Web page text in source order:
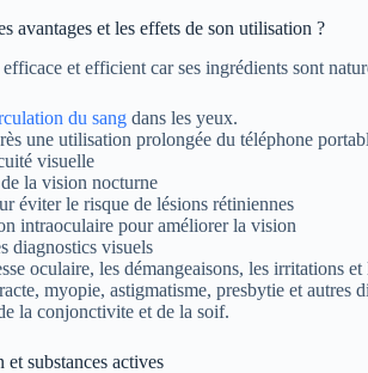
avantages et les effets de son utilisation ?
et efficient car ses ingrédients sont
du sang dans les yeux.
une utilisation prolongée du téléphone
visuelle
la vision nocturne
éviter le risque de lésions rétiniennes
intraoculaire pour améliorer la vision
diagnostics visuels
oculaire, les démangeaisons, les irritations
myopie, astigmatisme, presbytie et autres
la conjonctivite et de la soif.
substances actives